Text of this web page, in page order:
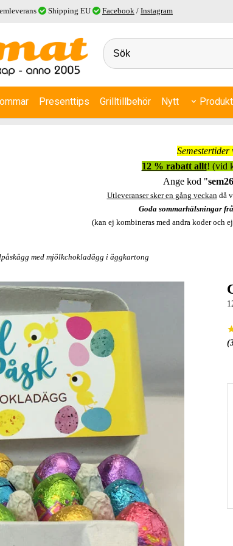
Shipping EU Facebook / Instagram
Presenttips Grilltillbehör Nytt
Semestertider
12 % rabatt allt! (vid
Ange kod "sem26
Utleveranser sker en gång veckan då
Goda sommarhälsningar
(kan ej kombineras med andra koder och
med mjölkchokladägg i äggkartong
(